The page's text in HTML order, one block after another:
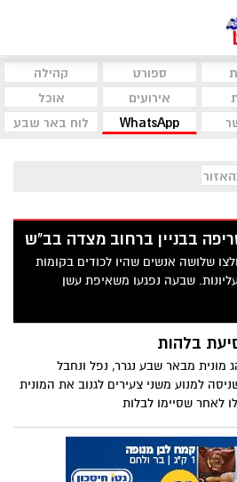
ספורט
קהילה
אירועים
אוכל
WhatsApp לוח באר שבע
בבניין ברחוב מצדה בב"ש
שלושה אנשים שהיו לכודים בקומות
שבעה נפגעו משאיפת עשן
בלהות
מונית מבאר שבע נגרר, נפל ונחבל
למנוע משני צעירים לגנוב את המונית
לאחר שסיימו לבלות